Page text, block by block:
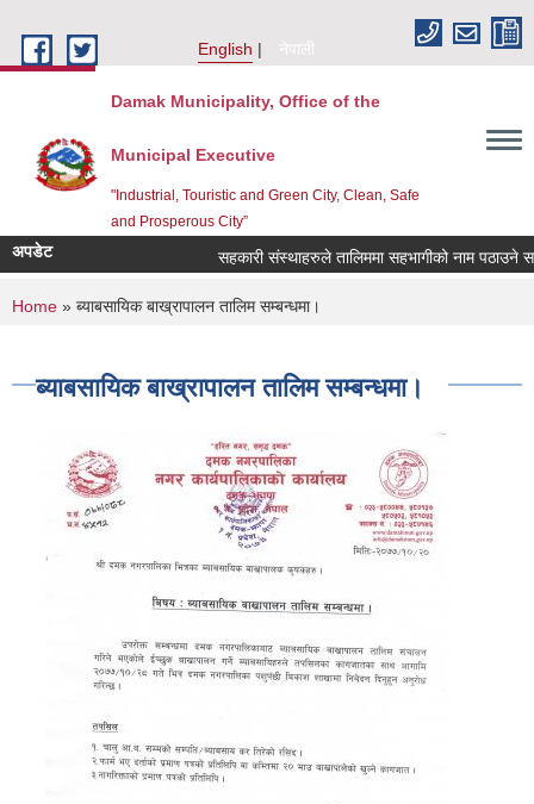
English
नेपाली
Damak Municipality, Office of the
Municipal Executive
"Industrial, Touristic and Green City, Clean, Safe
and Prosperous City”
अपडेट सहकारी संस्थाहरुले तालिममा सहभागीको नाम पठाउने
You are here
Home » ब्याबसायिक बाख्रापालन तालिम सम्बन्धमा।
ब्याबसायिक बाख्रापालन तालिम सम्बन्धमा।